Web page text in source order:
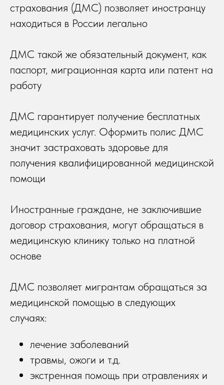
страхования (ДМС) позволяет иностранцу
находиться в России легально
ДМС такой же обязательный документ, как
паспорт, миграционная карта или патент на
работу
ДМС гарантирует получение бесплатных
медицинских услуг. Оформить полис ДМС
значит застраховать здоровье для
получения квалифицированной медицинской
помощи
Иностранные граждане, не заключившие
договор страхования, могут обращаться в
медицинскую клинику только на платной
основе
ДМС позволяет мигрантам обращаться за
медицинской помощью в следующих
случаях:
лечение заболеваний
травмы, ожоги и т.д.
экстренная помощь при отравлениях и